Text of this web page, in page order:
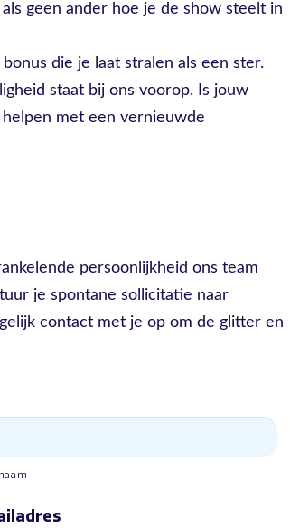
geen ander hoe je de show steelt in
die je laat stralen als een ster.
staat bij ons voorop. Is jouw
met een vernieuwde
persoonlijkheid ons team
je spontane sollicitatie naar
contact met je op om de glitter en